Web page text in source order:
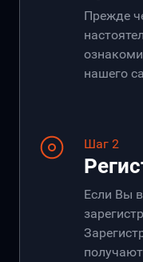
Прежде
нашего
Шаг 2
Если Вы